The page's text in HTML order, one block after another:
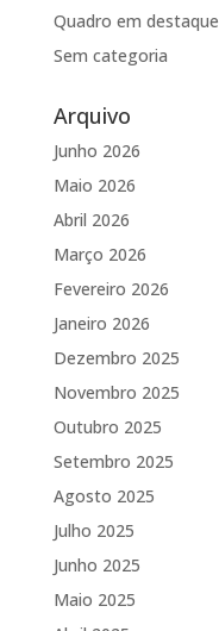
Quadro em destaque
Sem categoria
Arquivo
Junho 2026
Maio 2026
Abril 2026
Março 2026
Fevereiro 2026
Janeiro 2026
Dezembro 2025
Novembro 2025
Outubro 2025
Setembro 2025
Agosto 2025
Julho 2025
Junho 2025
Maio 2025